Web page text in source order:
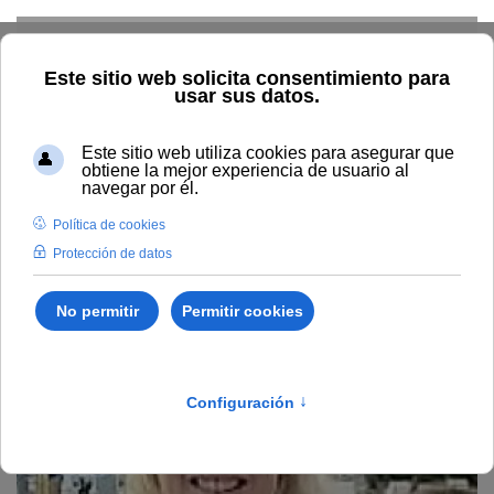
Home Profesorado Directorio profesor
May Margaret
Griffith Bourn